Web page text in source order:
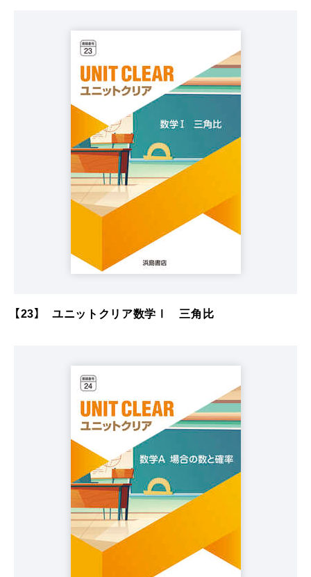
【23】 ユニットクリア数学Ⅰ 三角比